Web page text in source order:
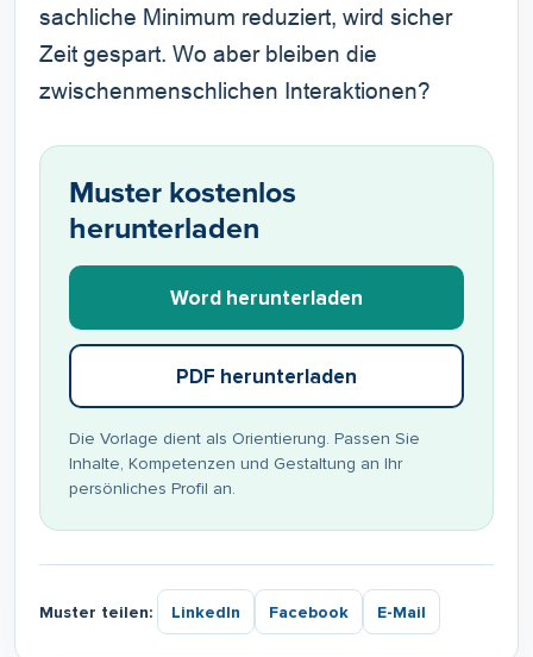
sachliche Minimum reduziert, wird sicher
Zeit gespart. Wo aber bleiben die
zwischenmenschlichen Interaktionen?
Muster kostenlos
herunterladen
Word herunterladen
PDF herunterladen
Die Vorlage dient als Orientierung. Passen Sie
Inhalte, Kompetenzen und Gestaltung an Ihr
persönliches Profil an.
Muster teilen: LinkedIn Facebook E-Mail